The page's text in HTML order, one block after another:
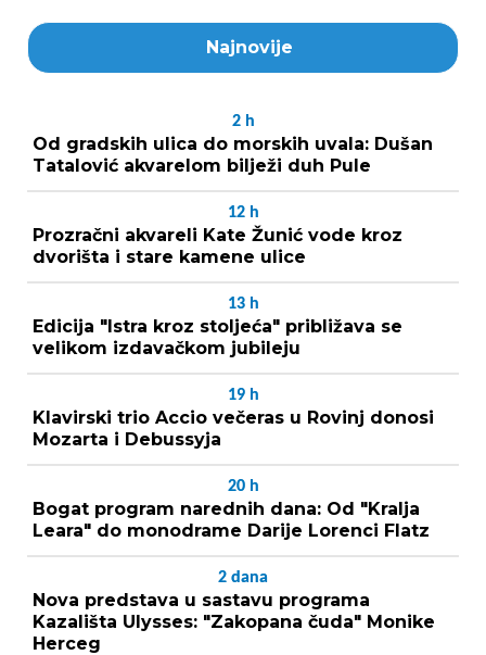
Najnovije
2 h
Od gradskih ulica do morskih uvala: Dušan
Tatalović akvarelom bilježi duh Pule
12 h
Prozračni akvareli Kate Žunić vode kroz
dvorišta i stare kamene ulice
13 h
Edicija "Istra kroz stoljeća" približava se
velikom izdavačkom jubileju
19 h
Klavirski trio Accio večeras u Rovinj donosi
Mozarta i Debussyja
20 h
Bogat program narednih dana: Od "Kralja
Leara" do monodrame Darije Lorenci Flatz
2 dana
Nova predstava u sastavu programa
Kazališta Ulysses: "Zakopana čuda" Monike
Herceg